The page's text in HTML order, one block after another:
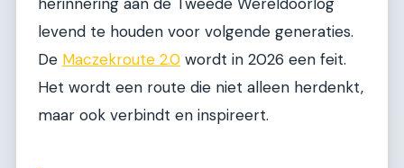
levend te houden voor volgende generaties.
De Maczekroute 2.0 wordt in 2026 een feit.
Het wordt een route die niet alleen herdenkt,
maar ook verbindt en inspireert.